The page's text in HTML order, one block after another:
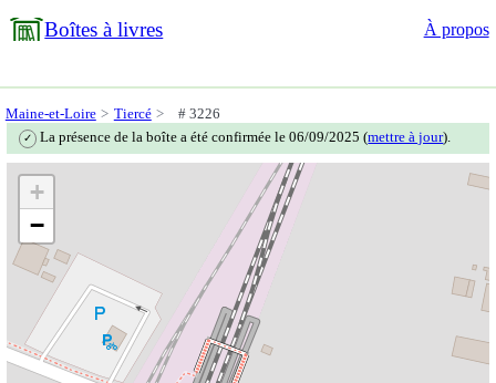
Boîtes à livres À propos
Maine-et-Loire Tiercé # 3226
✓ La présence de la boîte a été confirmée le 06/09/2025 (mettre à jour).
+
−